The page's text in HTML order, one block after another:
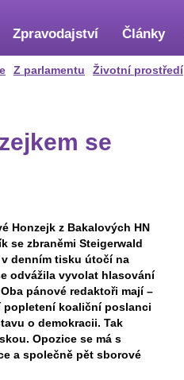
Z parlamentu Životní prostředí
Zpravodajství Články
se
Honzejk z Bakalových HN
se zbraněmi Steigerwald
denním tisku útočí na
odvážila vyvolat hlasování
pánové redaktoři mají –
popletení koaliční poslanci
o demokracii. Tak
Opozice se má s
a společně pět sborové